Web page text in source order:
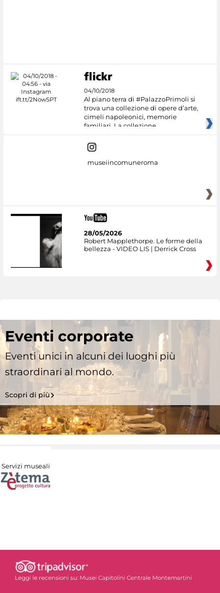
04/10/2018
Al piano terra di #PalazzoPrimoli si
trova una collezione di opere d’arte,
cimeli napoleonici, memorie
familiari. La collezione
museiincomuneroma
28/05/2026
Robert Mapplethorpe. Le forme della
bellezza - VIDEO LIS | Derrick Cross
Eventi corporate
Eventi unici in alcuni dei luoghi più
straordinari al mondo.
Scopri di più
Servizi museali
Leggi le recensioni su: Musei Capitolini Centrale Montemartini